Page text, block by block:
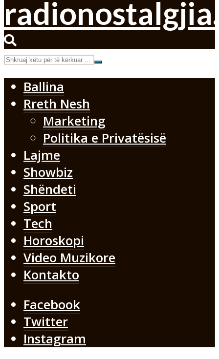
Ballina
Rreth Nesh
Marketing
Politika e Privatësisë
Lajme
Showbiz
Shëndeti
Sport
Tech
Horoskopi
Video Muzikore
Kontakto
Facebook
Twitter
Instagram